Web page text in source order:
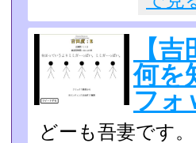
【
何を
フォ
どーも吾妻です。